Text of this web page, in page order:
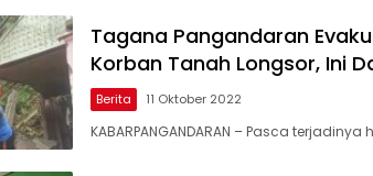
Tagana Pangandaran
Korban Tanah Longsor, Ini
Berita 11 Oktober 2022
KABARPANGANDARAN – Pasca